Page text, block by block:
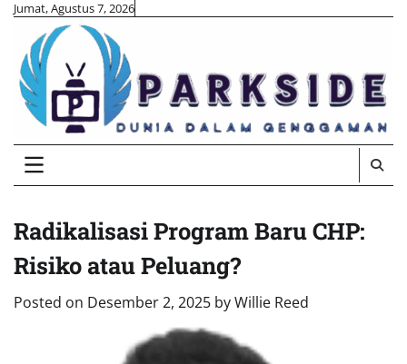
Skip
content
Jumat, Agustus 7, 2026
Radikalisasi Program Baru CHP:
Risiko atau Peluang?
Posted on Desember 2, 2025 byWillie Reed